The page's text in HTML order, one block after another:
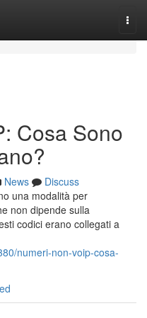
Cosa Sono
News
Discuss
una modalità per
non dipende sulla
codici erano collegati a
numeri-non-voip-cosa-